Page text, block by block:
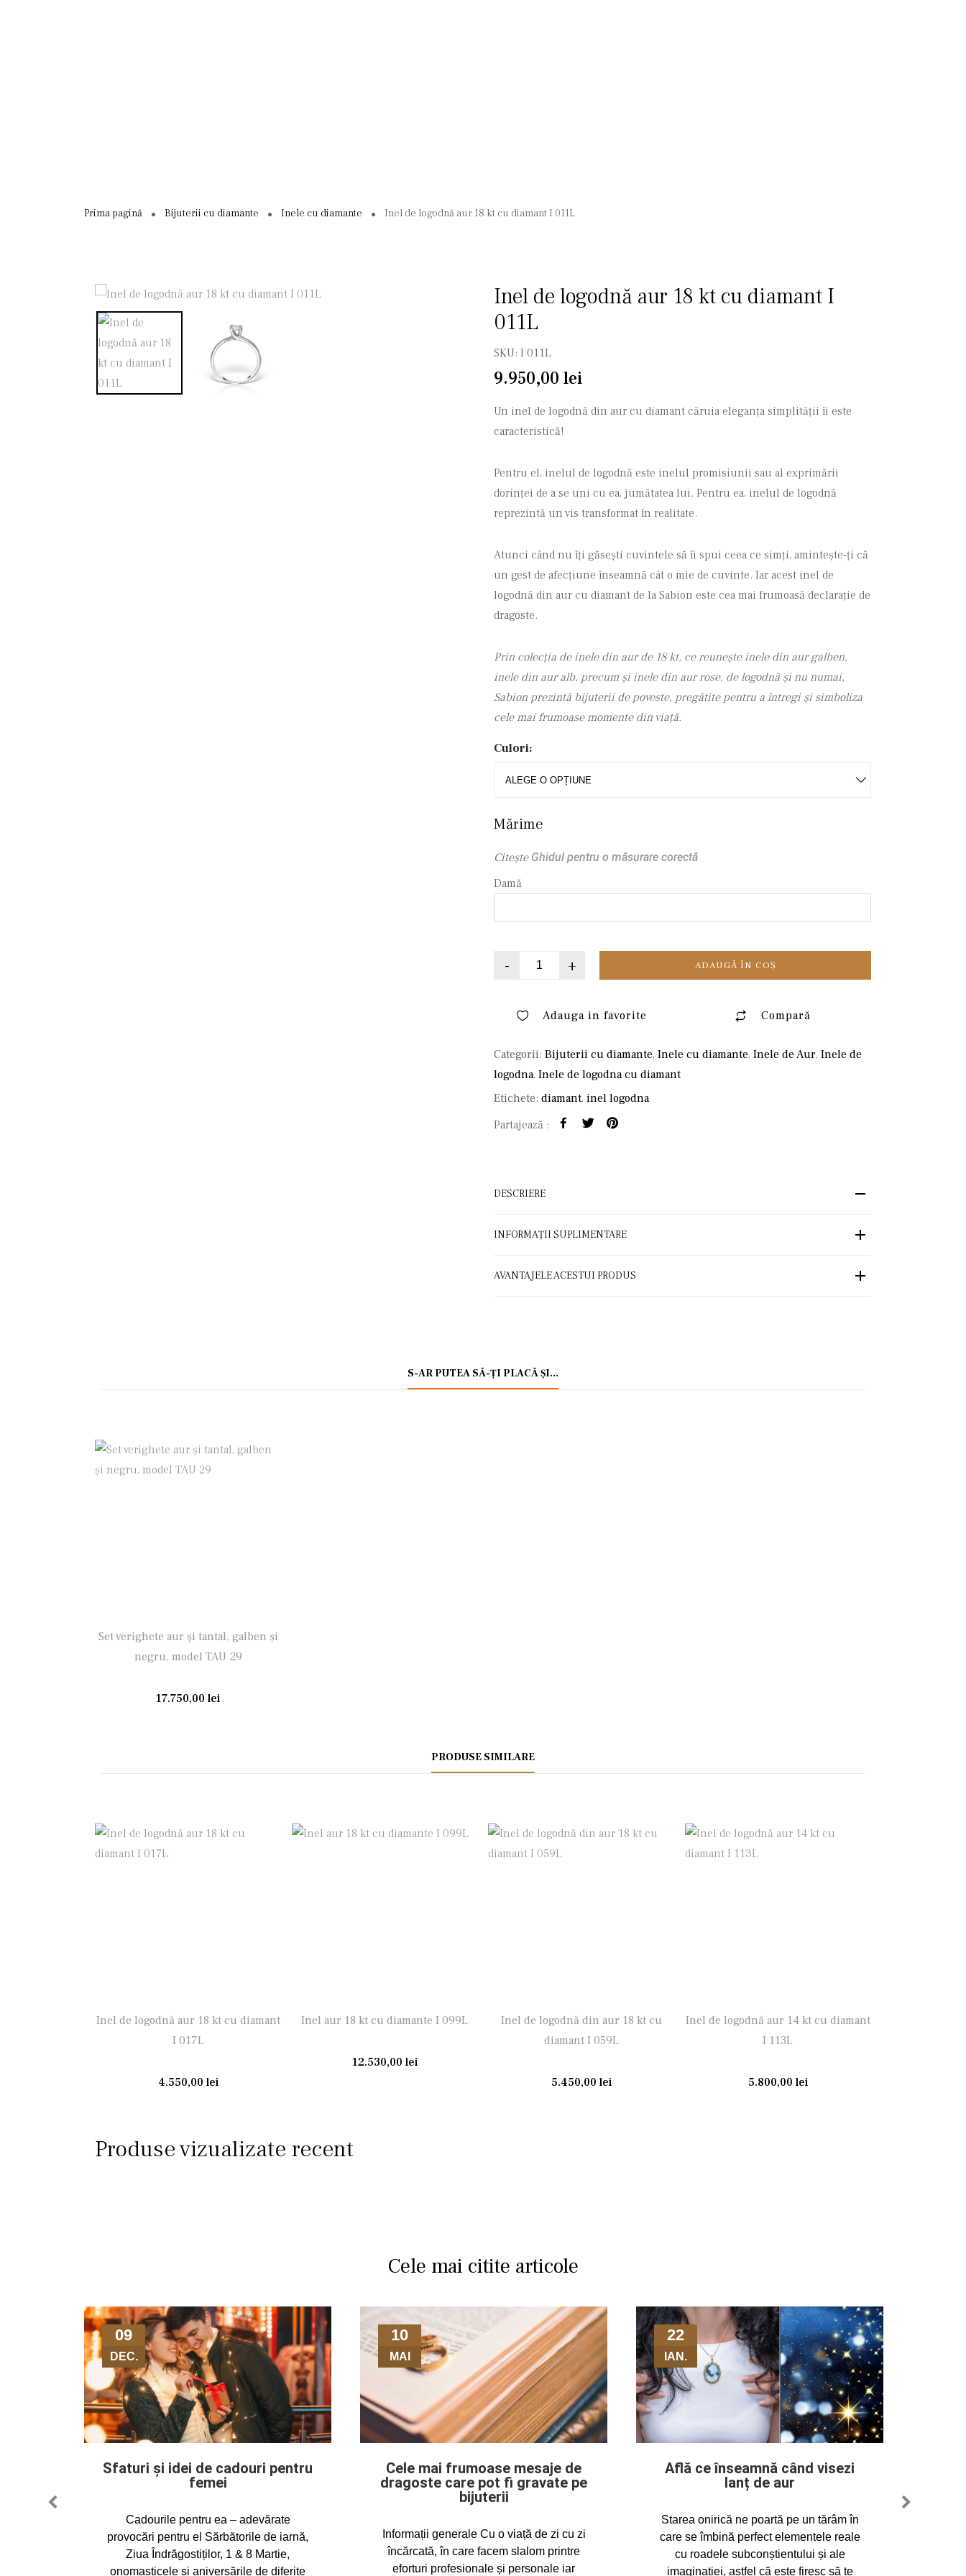
Prima pagină Bijuterii cu diamante Inele cu diamante Inel de logodnă aur 18 kt cu diamant I 011L
Inel de logodnă aur 18 kt cu diamant I
011L
SKU: I 011L
9.950,00 lei
Un inel de logodnă din aur cu diamant căruia eleganța simplității îi este
caracteristică!
Pentru el, inelul de logodnă este inelul promisiunii sau al exprimării
dorinței de a se uni cu ea, jumătatea lui. Pentru ea, inelul de logodnă
reprezintă un vis transformat în realitate.
Atunci când nu îți găsești cuvintele să îi spui ceea ce simți, amintește-ți că
un gest de afecțiune înseamnă cât o mie de cuvinte. Iar acest inel de
logodnă din aur cu diamant de la Sabion este cea mai frumoasă declarație de
dragoste.
Prin colecția de inele din aur de 18 kt, ce reunește inele din aur galben,
inele din aur alb, precum și inele din aur rose, de logodnă și nu numai,
Sabion prezintă bijuterii de poveste, pregătite pentru a întregi și simboliza
cele mai frumoase momente din viață.
Culori:
Mărime
Citeşte Ghidul pentru o măsurare corectă
Damă
- + ADAUGĂ ÎN COȘ
Adauga in favorite Compară
Categorii: Bijuterii cu diamante, Inele cu diamante, Inele de Aur, Inele de
logodna, Inele de logodna cu diamant
Etichete: diamant, inel logodna
Partajează :
DESCRIERE
INFORMAȚII SUPLIMENTARE
AVANTAJELE ACESTUI PRODUS
S-AR PUTEA SĂ-ȚI PLACĂ ȘI…
Set verighete aur și tantal, galben și
negru, model TAU 29
17.750,00lei
PRODUSE SIMILARE
Inel de logodnă aur 18 kt cu diamant
I 017L
4.550,00 lei
Inel aur 18 kt cu diamante I 099L
12.530,00 lei
Inel de logodnă din aur 18 kt cu
diamant I 059L
5.450,00 lei
Inel de logodnă aur 14 kt cu diamant
I 113L
5.800,00 lei
Produse vizualizate recent
Cele mai citite articole
09
DEC.
Sfaturi și idei de cadouri pentru
femei
Cadourile pentru ea – adevărate
provocări pentru el Sărbătorile de iarnă,
Ziua Îndrăgostiților, 1 & 8 Martie,
onomasticele și aniversările de diferite
10
MAI
Cele mai frumoase mesaje de
dragoste care pot fi gravate pe
bijuterii
Informații generale Cu o viață de zi cu zi
încărcată, în care facem slalom printre
eforturi profesionale și personale iar
22
IAN.
Află ce înseamnă când visezi
lanț de aur
Starea onirică ne poartă pe un tărâm în
care se îmbină perfect elementele reale
cu roadele subconștientului și ale
imaginației, astfel că este firesc să te